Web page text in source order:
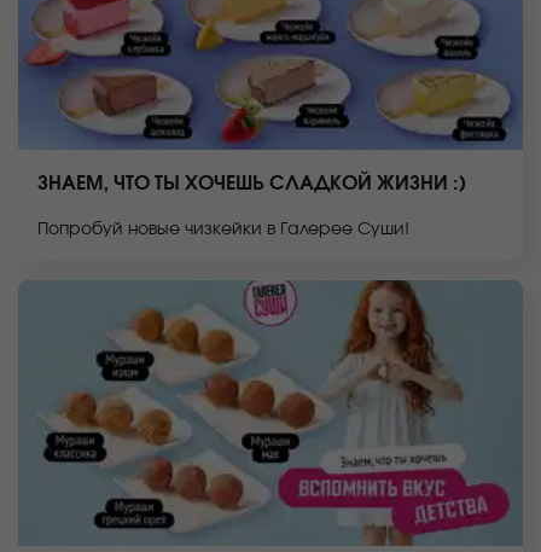
ЗНАЕМ, ЧТО ТЫ ХОЧЕШЬ СЛАДКОЙ ЖИЗНИ :)
Попробуй новые чизкейки в Галерее Суши!